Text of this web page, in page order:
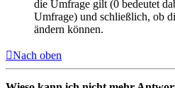
die Umfrage gilt (0 bedeutet
Umfrage) und schließlich, ob
ändern können.
Nach oben